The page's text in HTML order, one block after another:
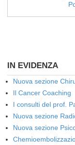
IN EVIDENZA
Nuova sezione
Il Cancer Coaching
I consulti del prof.
Nuova sezione
Nuova sezione